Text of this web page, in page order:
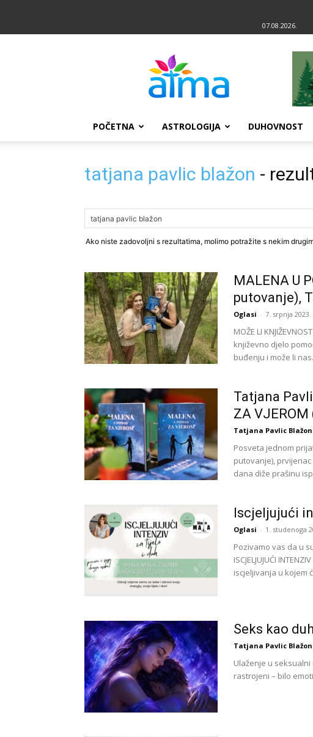
07.08.2026.
POČETNA ASTROLOGIJA DUHOVNOST
tatjana pavlic blažon -
Ako niste zadovoljni s rezultatima, molimo potražite s nekim
MALENA U
putovanje),
Oglasi - 7. srpnja 2023.
MOŽE LI
književno djelo
buđenju i može li
Tatjana
ZA
Tatjana Pavlic Blažon
Posveta jednom
putovanje),
dana diže prašinu
Iscjeljujući
Oglasi - 1. studenoga
Pozivamo vas da u
ISCJELJUJUĆI
iscjeljivanja u kojem
Seks kao
Tatjana Pavlic Blažon
Ulaženje u
rastrojeni – bilo